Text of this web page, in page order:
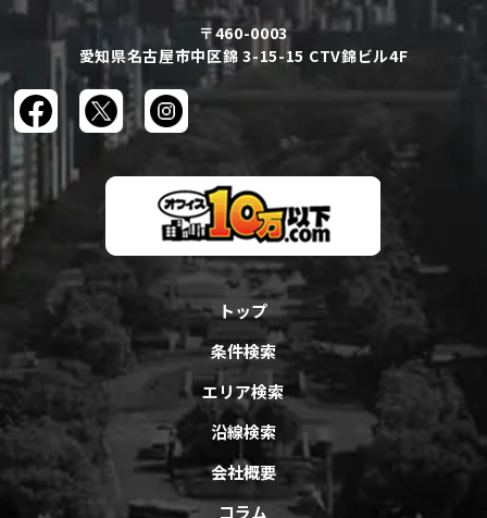
〒460-0003
愛知県名古屋市中区錦 3-15-15 CTV錦ビル4F
トップ
条件検索
エリア検索
沿線検索
会社概要
コラム